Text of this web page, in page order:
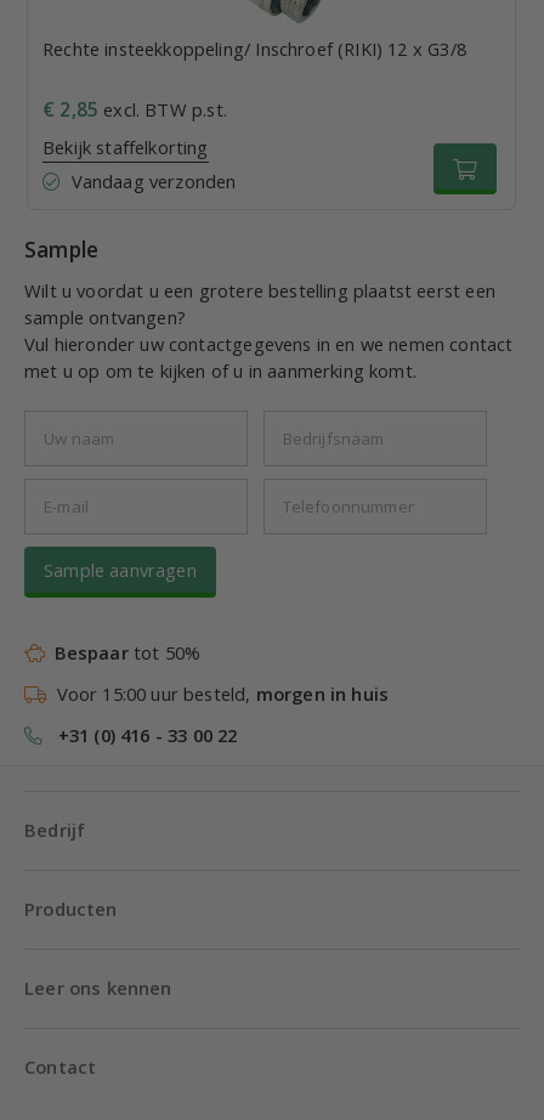
Rechte insteekkoppeling/ Inschroef (RIKI) 12 x G3/8
€ 2,85 excl. BTW p.st.
Bekijk staffelkorting
Vandaag verzonden
Sample
Wilt u voordat u een grotere bestelling plaatst eerst een
sample ontvangen?
Vul hieronder uw contactgegevens in en we nemen contact
met u op om te kijken of u in aanmerking komt.
Sample aanvragen
Bespaartot 50%
Voor 15:00 uur besteld, morgen in huis
+31 (0) 416 - 33 00 22
Bedrijf
Producten
Leer ons kennen
Contact